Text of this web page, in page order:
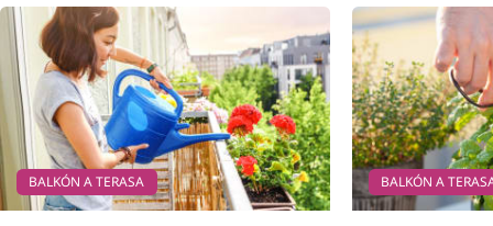
BALKÓN A TERASA BALKÓN A